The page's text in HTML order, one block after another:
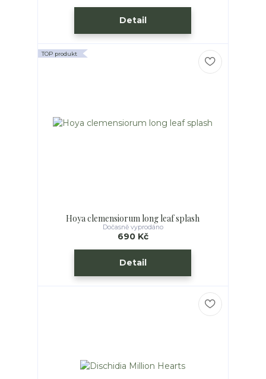
Detail
TOP produkt
Hoya clemensiorum long leaf splash
690 Kč
Dočasně vyprodáno
Detail